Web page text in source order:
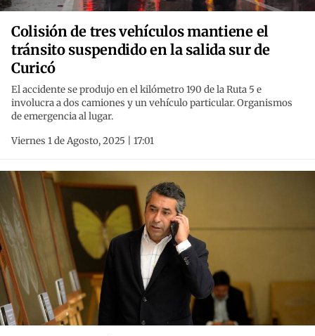
Colisión de tres vehículos mantiene el
tránsito suspendido en la salida sur de
Curicó
El accidente se produjo en el kilómetro 190 de la Ruta 5 e
involucra a dos camiones y un vehículo particular. Organismos
de emergencia al lugar.
Viernes 1 de Agosto, 2025 | 17:01